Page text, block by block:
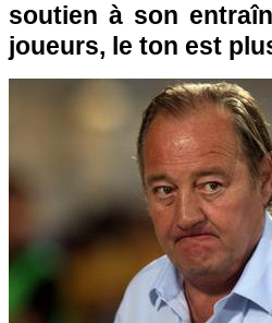
soutien à son
joueurs, le ton est